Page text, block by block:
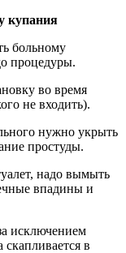
купания
больному
процедуры.
во время
не входить).
нужно укрыть
простуды.
надо вымыть
впадины и
исключением
в